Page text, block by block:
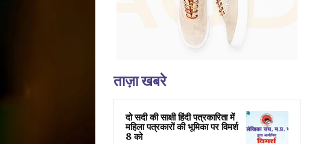
ताज़ा खबरे
दो सदी की साक्षी हिंदी पत्रकारिता में
महिला पत्रकारों की भूमिका पर विमर्श
8 को